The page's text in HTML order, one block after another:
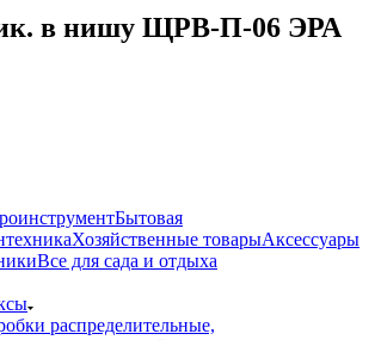
в нишу ЩРВ-П-06 ЭРА
Бытовая
Хозяйственные товарыАксессуары
Все для сада и отдыха
распределительные,